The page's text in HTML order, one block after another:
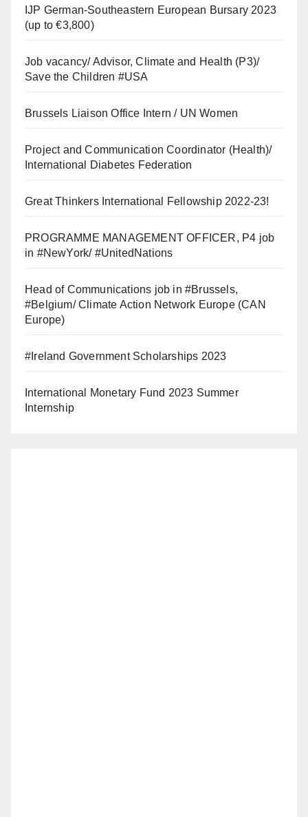
IJP German-Southeastern European Bursary 2023
(up to €3,800)
Job vacancy/ Advisor, Climate and Health (P3)/
Save the Children #USA
Brussels Liaison Office Intern / UN Women
Project and Communication Coordinator (Health)/
International Diabetes Federation
Great Thinkers International Fellowship 2022-23!
PROGRAMME MANAGEMENT OFFICER, P4 job
in #NewYork/ #UnitedNations
Head of Communications job in #Brussels,
#Belgium/ Climate Action Network Europe (CAN
Europe)
#Ireland Government Scholarships 2023
International Monetary Fund 2023 Summer
Internship